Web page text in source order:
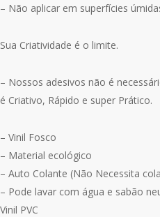
– Não aplicar em superfícies
Sua Criatividade é o limite.
– Nossos adesivos não é
é Criativo, Rápido e super Prático.
– Vinil Fosco
– Material ecológico
– Auto Colante (Não Necessita
– Pode lavar com água e sabão
Vinil PVC